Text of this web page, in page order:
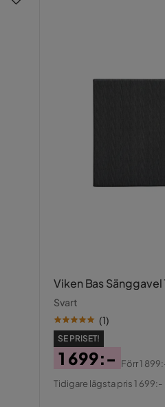
Viken Bas Sänggavel
Svart
(1)
SE PRISET!
Pris
1 699:-
Original
Förr1
Tidigare lägsta pris 1 699:-